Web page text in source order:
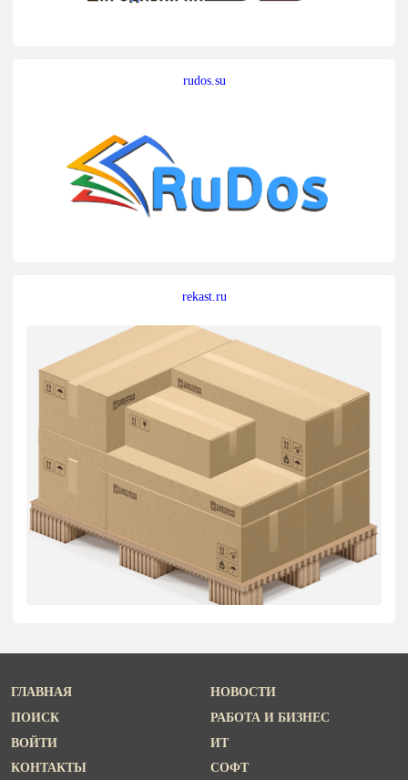
rudos.su
rekast.ru
ГЛАВНАЯ
ПОИСК
ВОЙТИ
КОНТАКТЫ
НОВОСТИ
РАБОТА И БИЗНЕС
ИТ
СОФТ